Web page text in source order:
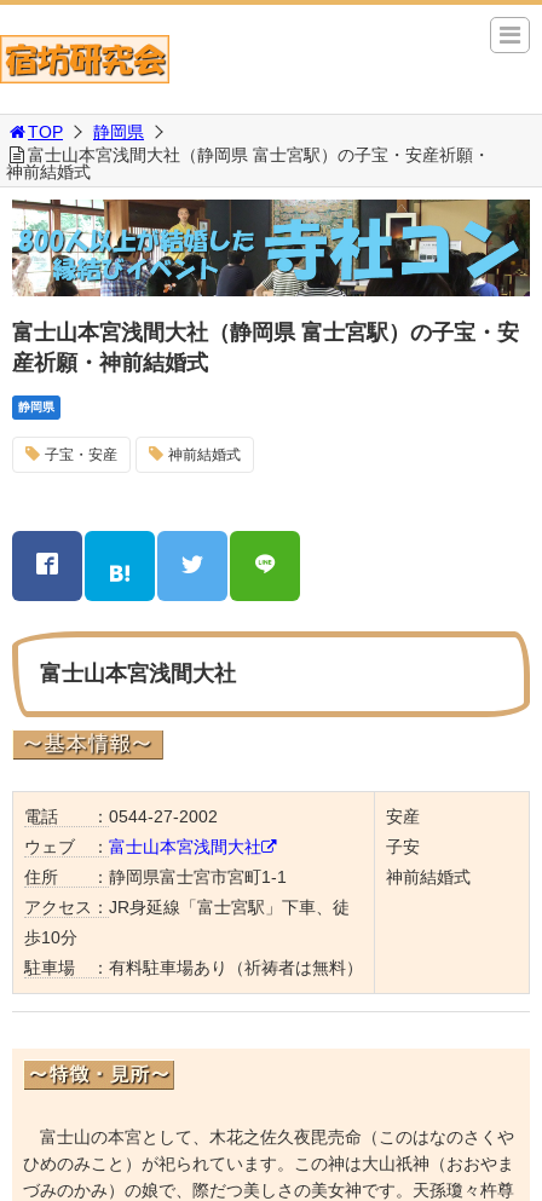
TOP
静岡県
富士山本宮浅間大社（静岡県 富士宮駅）の子宝・安産祈願・
神前結婚式
富士山本宮浅間大社（静岡県 富士宮駅）の子宝・安
産祈願・神前結婚式
静岡県
子宝・安産 神前結婚式
富士山本宮浅間大社
電話 ： 0544-27-2002
ウェブ ： 富士山本宮浅間大社
住所 ： 静岡県富士宮市宮町1-1
アクセス： JR身延線「富士宮駅」下車、徒
歩10分
駐車場 ： 有料駐車場あり（祈祷者は無料）
安産
子安
神前結婚式
富士山の本宮として、木花之佐久夜毘売命（このはなのさくや
ひめのみこと）が祀られています。この神は大山祇神（おおやま
づみのかみ）の娘で、際だつ美しさの美女神です。天孫瓊々杵尊